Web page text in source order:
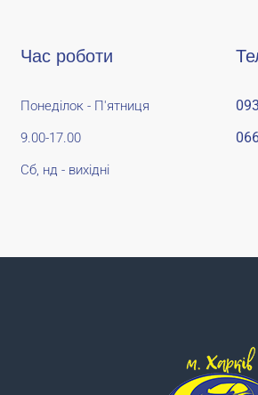
Час роботи
Понеділок - П'ятниця
9.00-17.00
Сб, нд - вихідні